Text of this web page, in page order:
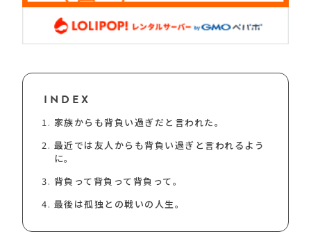
INDEX
家族からも背負い過ぎだと言われた。
最近では友人からも背負い過ぎと言われるよう
に。
背負って背負って背負って。
最後は孤独との戦いの人生。